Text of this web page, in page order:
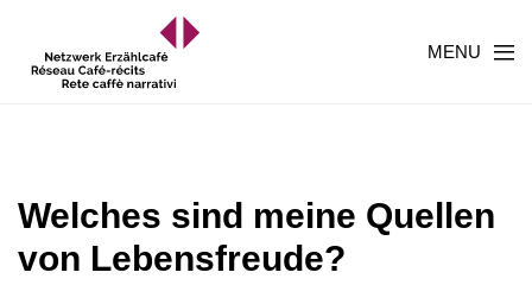
MENU
Welches sind meine Quellen
von Lebensfreude?